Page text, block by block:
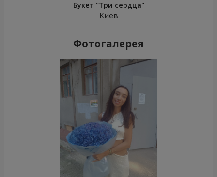
Букет "Три сердца"
Киев
Фотогалерея